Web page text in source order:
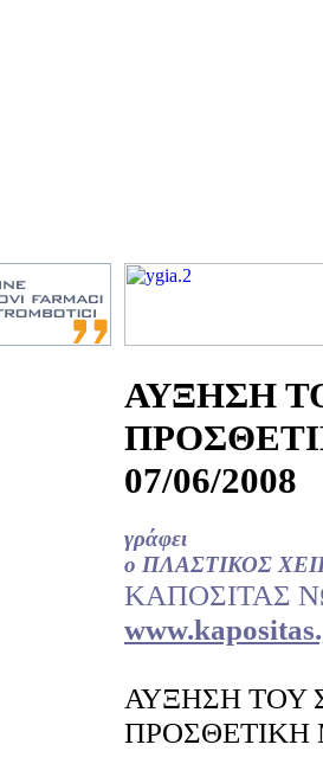
ΑΥΞΗΣΗ
07/06/2008
γράφει
ο ΠΛΑΣΤΙΚΟΣ
ΚΑΠΟΣΙΤΑΣ
ΑΥΞΗΣΗ ΤΟΥ